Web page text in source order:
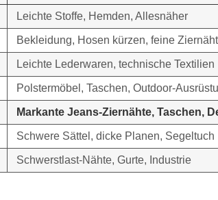
Leichte Stoffe, Hemden, Allesnäher
Bekleidung, Hosen kürzen, feine
Leichte Lederwaren, technische Textilien
Polstermöbel, Taschen, Outdoor-
Markante Jeans-Ziernähte, Taschen,
Schwere Sättel, dicke Planen, Segeltuch
Schwerstlast-Nähte, Gurte, Industrie